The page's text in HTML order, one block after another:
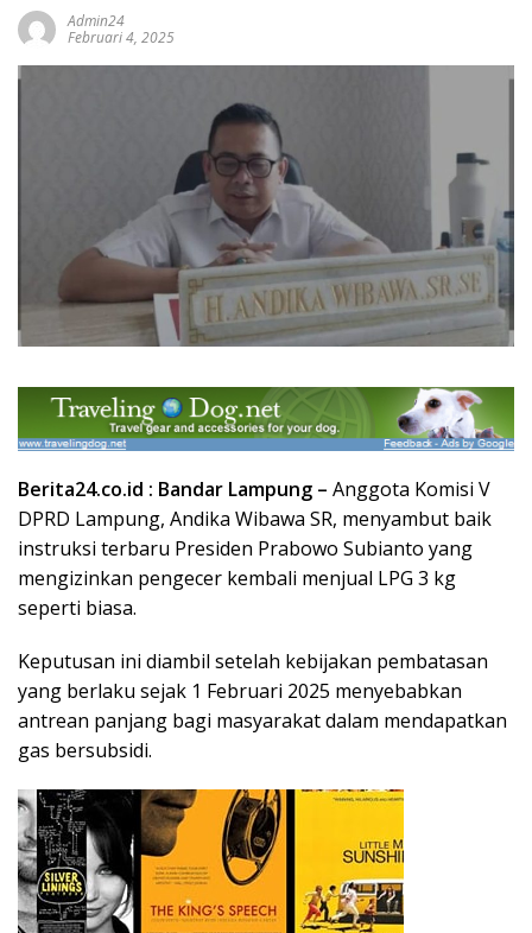
Admin24
Februari 4, 2025
Berita24.co.id : Bandar Lampung – Anggota Komisi V
DPRD Lampung, Andika Wibawa SR, menyambut baik
instruksi terbaru Presiden Prabowo Subianto yang
mengizinkan pengecer kembali menjual LPG 3 kg
seperti biasa.
Keputusan ini diambil setelah kebijakan pembatasan
yang berlaku sejak 1 Februari 2025 menyebabkan
antrean panjang bagi masyarakat dalam mendapatkan
gas bersubsidi.